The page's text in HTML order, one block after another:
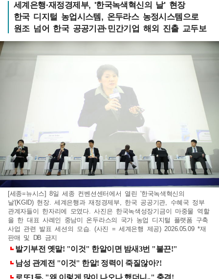
세계은행·재정경제부, '한국녹색혁신의 날' 현장
한국 디지털 농업시스템, 온두라스 농정시스템으로
원조 넘어 한국 공공기관·민간기업 해외 진출 교두보
[세종=뉴시스] 8일 세종 컨벤션센터에서 열린 '한국녹색혁신의
날'(KGID) 현장. 세계은행과 재정경제부, 한국 공공기관, 수혜국 정부
관계자들이 한자리에 모였다. 사진은 한국녹색성장기금이 마중물 역할
을 한 대표 사례인 중남미 온두라스의 국가 농업 디지털 플랫폼 구축
사업 관련 발표 세션의 모습. (사진 = 세계은행 제공) 2026.05.09 *재
판매 및 DB 금지